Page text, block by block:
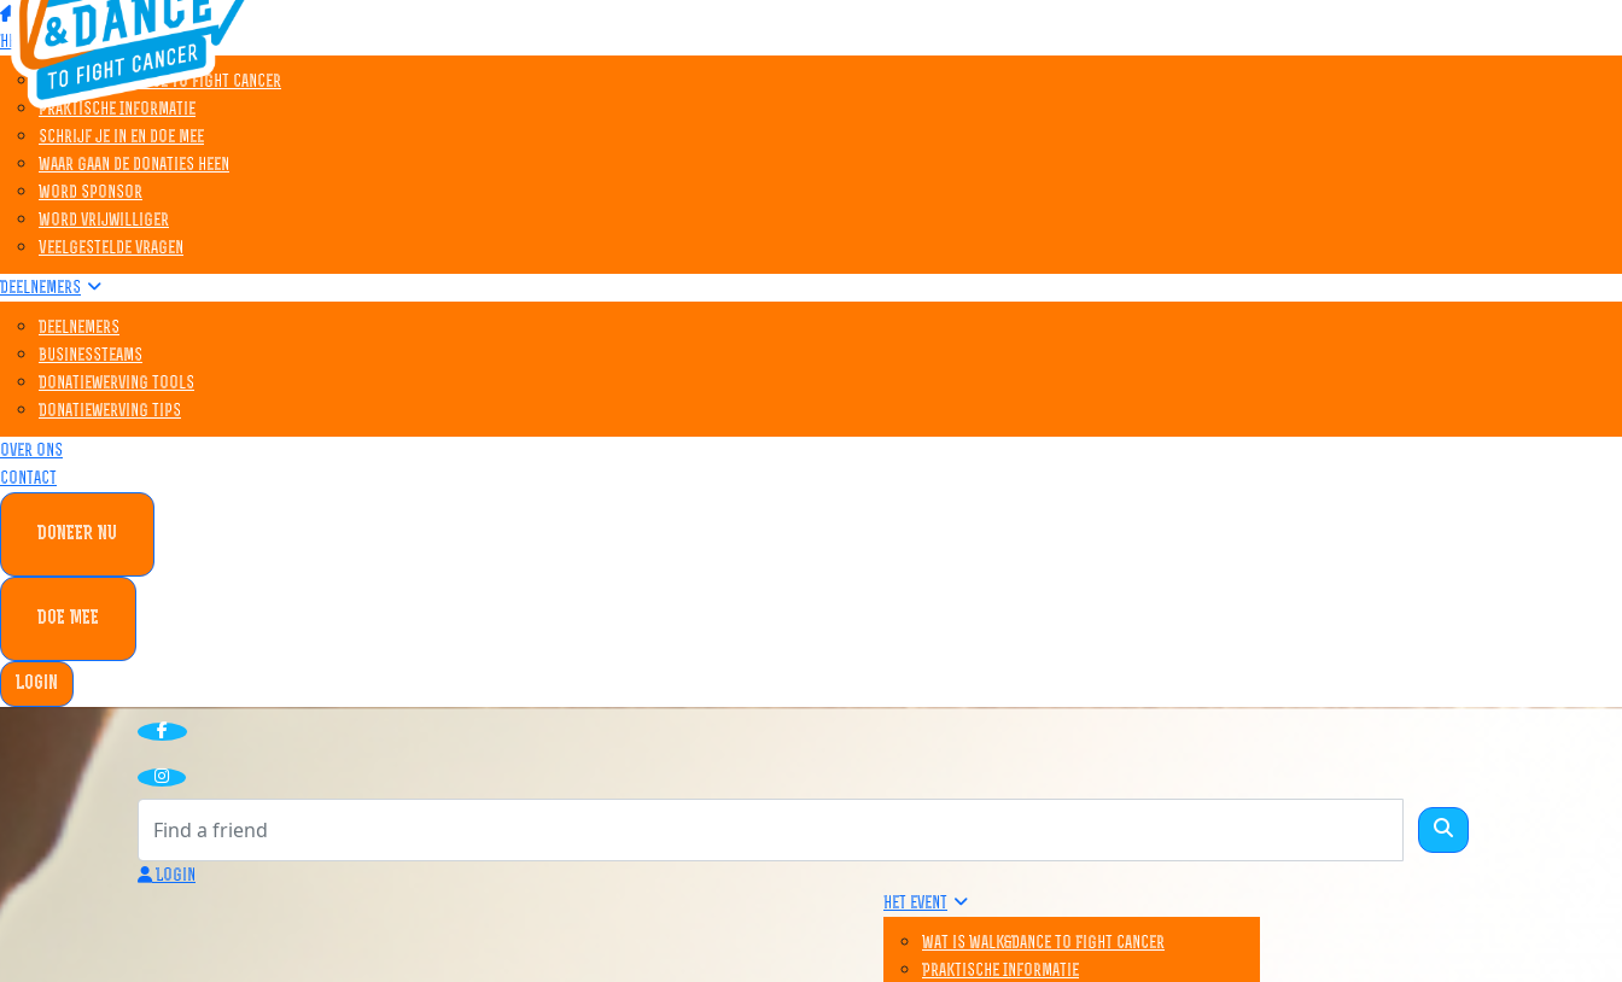
Home
Het event
Wat is Walk&Dance to Fight Cancer
Praktische Informatie
Schrijf je in en doe mee
Waar gaan de donaties heen
Word sponsor
Word vrijwilliger
Veelgestelde vragen
Deelnemers
Deelnemers
Businessteams
Donatiewerving tools
Donatiewerving tips
Over ons
Contact
DONEER NU
DOE MEE
Login
Login
Het event
Wat is Walk&Dance to Fight Cancer
Praktische Informatie